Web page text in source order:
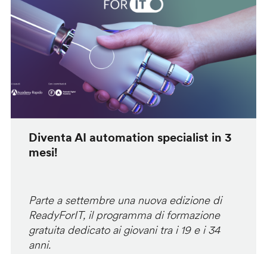
Diventa AI automation specialist in 3
mesi!
Parte a settembre una nuova edizione di
ReadyForIT, il programma di formazione
gratuita dedicato ai giovani tra i 19 e i 34
anni.